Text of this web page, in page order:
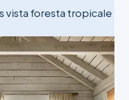
vista foresta tropicale